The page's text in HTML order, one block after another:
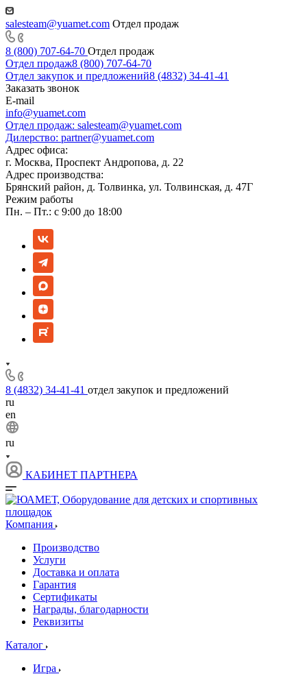
salesteam@yuamet.com Отдел продаж
8 (800) 707-64-70 Отдел продаж
Отдел продаж8 (800) 707-64-70
Отдел закупок и предложений8 (4832) 34-41-41
Заказать звонок
E-mail
info@yuamet.com
Отдел продаж: salesteam@yuamet.com
Дилерство: partner@yuamet.com
Адрес офиса:
г. Москва, Проспект Андропова, д. 22
Адрес производства:
Брянский район, д. Толвинка, ул. Толвинская, д. 47Г
Режим работы
Пн. – Пт.: с 9:00 до 18:00
8 (4832) 34-41-41 отдел закупок и предложений
ru
en
ru
КАБИНЕТ ПАРТНЕРА
Компания
Производство
Услуги
Доставка и оплата
Гарантия
Сертификаты
Награды, благодарности
Реквизиты
Каталог
Игра